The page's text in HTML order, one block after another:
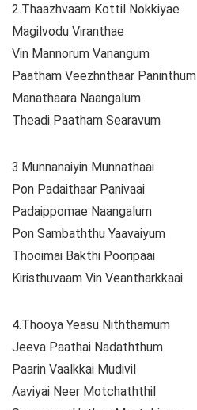
2.Thaazhvaam Kottil Nokkiyae
Magilvodu Viranthae
Vin Mannorum Vanangum
Paatham Veezhnthaar Paninthum
Manathaara Naangalum
Theadi Paatham Searavum
3.Munnanaiyin Munnathaai
Pon Padaithaar Panivaai
Padaippomae Naangalum
Pon Sambaththu Yaavaiyum
Thooimai Bakthi Pooripaai
Kiristhuvaam Vin Veantharkkaai
4.Thooya Yeasu Niththamum
Jeeva Paathai Nadaththum
Paarin Vaalkkai Mudivil
Aaviyai Neer Motchaththil